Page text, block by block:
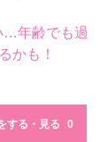
…年齢でも過
かも！
する・見る